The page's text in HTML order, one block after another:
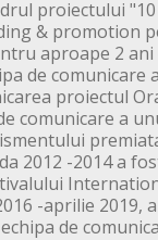
proiectului
& promotion
aproape 2 ani
de comunicare
proiectul
comunicare a
2012 -2014 a
-aprilie 2019,
de